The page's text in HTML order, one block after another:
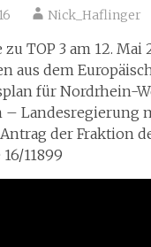
Nick_Haflinger
TOP 3 am 12. Mai
aus dem
für Nordrhein-
– Landesregierung
der Fraktion
11899